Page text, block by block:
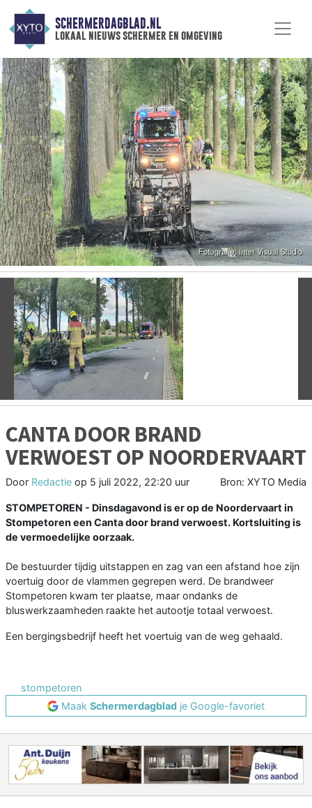
SCHERMERDAGBLAD.NL
lokaal nieuws schermer en omgeving
Vorige
CANTA DOOR BRAND
VERWOEST OP NOORDERVAART
Door Redactie op 5 juli 2022, 22:20 uur Bron: XYTO Media
STOMPETOREN - Dinsdagavond is er op de Noordervaart in
Stompetoren een Canta door brand verwoest. Kortsluiting is
de vermoedelijke oorzaak.
De bestuurder tijdig uitstappen en zag van een afstand hoe zijn
voertuig door de vlammen gegrepen werd. De brandweer
Stompetoren kwam ter plaatse, maar ondanks de
bluswerkzaamheden raakte het autootje totaal verwoest.
Een bergingsbedrijf heeft het voertuig van de weg gehaald.
stompetoren
Maak Schermerdagblad je Google-favoriet